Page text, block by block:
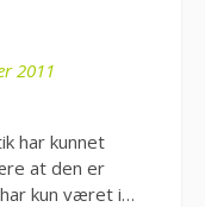
2011
har kunnet
at den er
kun været i…